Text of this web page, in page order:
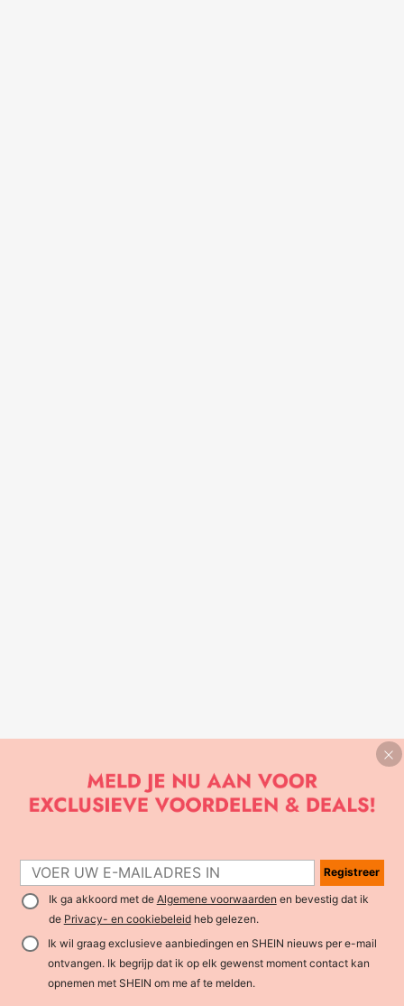
Registreer
Ik ga akkoord met de Algemene voorwaarden en bevestig dat ik
de Privacy- en cookiebeleidheb gelezen.
Ik wil graag exclusieve aanbiedingen en SHEIN nieuws per e-mail
ontvangen. Ik begrijp dat ik op elk gewenst moment contact kan
opnemen met SHEIN om me af te melden.